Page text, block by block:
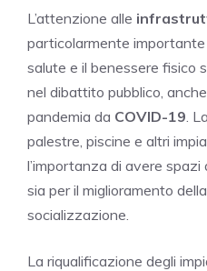
L’attenzione alle
particolarmente importante
salute e il benessere fisico
nel dibattito pubblico,
pandemia da COVID-19 .
palestre, piscine e altri
l’importanza di avere spazi
sia per il miglioramento
socializzazione.
La riqualificazione degli